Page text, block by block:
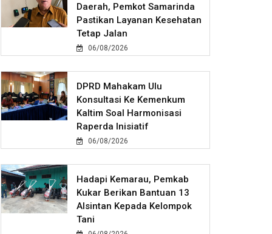
Daerah, Pemkot Samarinda
Pastikan Layanan Kesehatan
Tetap Jalan
06/08/2026
DPRD Mahakam Ulu
Konsultasi Ke Kemenkum
Kaltim Soal Harmonisasi
Raperda Inisiatif
06/08/2026
Hadapi Kemarau, Pemkab
Kukar Berikan Bantuan 13
Alsintan Kepada Kelompok
Tani